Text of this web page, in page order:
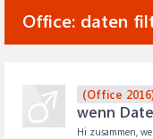
Office: daten
(Office
wenn
Hi zusammen,